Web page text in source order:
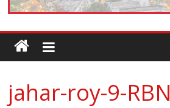
jahar-roy-9-RBN